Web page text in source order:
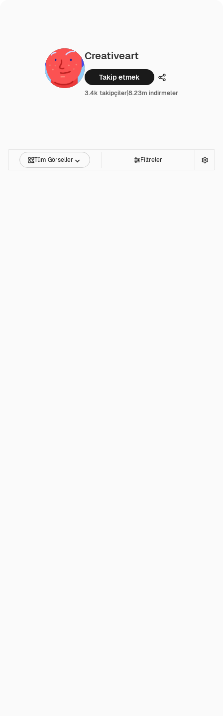
Creativeart
Takip etmek Paylaşmak
3.4k takipçiler|8.23m i̇ndirmeler
Tüm Görseller Filtreler